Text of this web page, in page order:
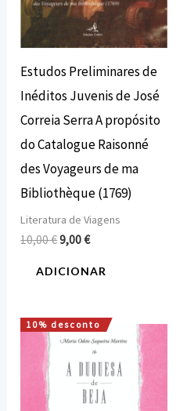
Estudos Preliminares de
Inéditos Juvenis de José
Correia Serra A propósito
do Catalogue Raisonné
des Voyageurs de ma
Bibliothèque (1769)
Literatura de Viagens
10,00€9,00€
ADICIONAR
10% desconto
O
preço
original
era:
24,80 €.
O
preço
atual
é:
22,32 €.